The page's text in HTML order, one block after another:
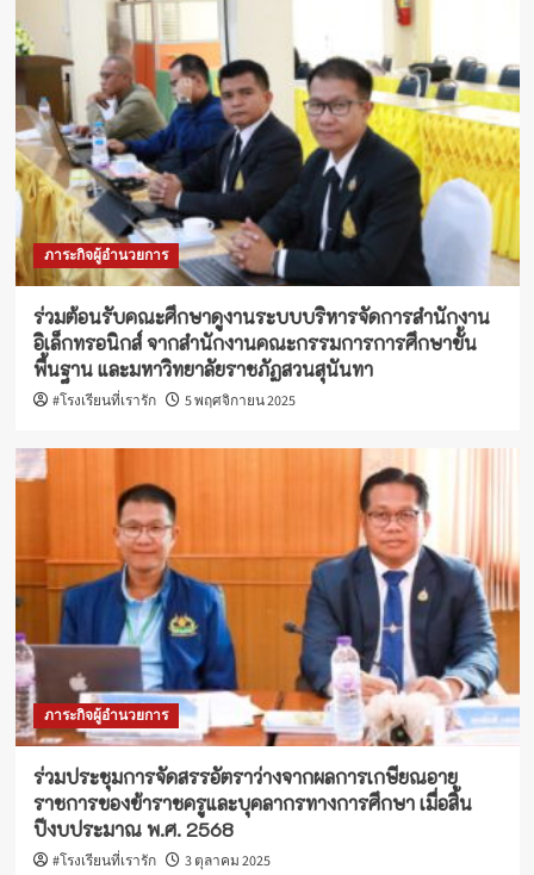
ภาระกิจผู้อำนวยการ
ร่วมต้อนรับคณะศึกษาดูงานระบบบริหารจัดการสำนักงาน
อิเล็กทรอนิกส์ จากสำนักงานคณะกรรมการการศึกษาขั้น
พื้นฐาน และมหาวิทยาลัยราชภัฏสวนสุนันทา
#โรงเรียนที่เรารัก 5 พฤศจิกายน 2025
ภาระกิจผู้อำนวยการ
ร่วมประชุมการจัดสรรอัตราว่างจากผลการเกษียณอายุ
ราชการของข้าราชครูและบุคลากรทางการศึกษา เมื่อสิ้น
ปีงบประมาณ พ.ศ. 2568
#โรงเรียนที่เรารัก 3 ตุลาคม 2025